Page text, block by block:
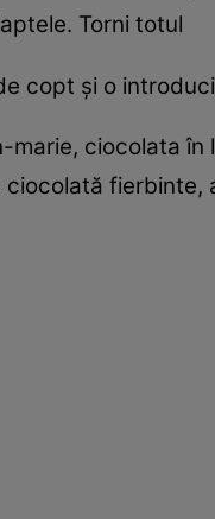
Torni totul
copt şi o
ciocolata